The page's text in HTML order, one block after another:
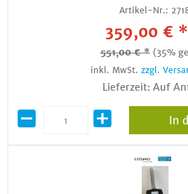
Artikel-Nr.:
359,00 € *
551,00 € * (35%
inkl. MwSt. zzgl.
Lieferzeit: Auf
In